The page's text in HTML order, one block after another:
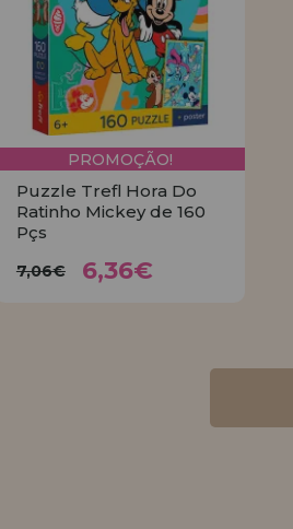
PROMOÇÃO!
Puzzle Trefl Hora Do
Ratinho Mickey de 160
Pçs
7,06€ 6,36€